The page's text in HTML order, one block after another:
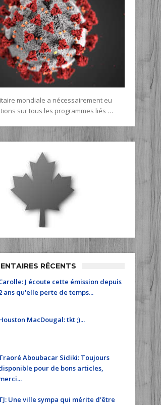
mondiale a nécessairement eu
sur tous les programmes liés …
RÉCENTS
J écoute cette émission depuis
ans qu'elle perte de temps...
MacDougal: tkt ;)...
Aboubacar Sidiki: Toujours
pour de bons articles,
Une ville sympa qui mérite d'être